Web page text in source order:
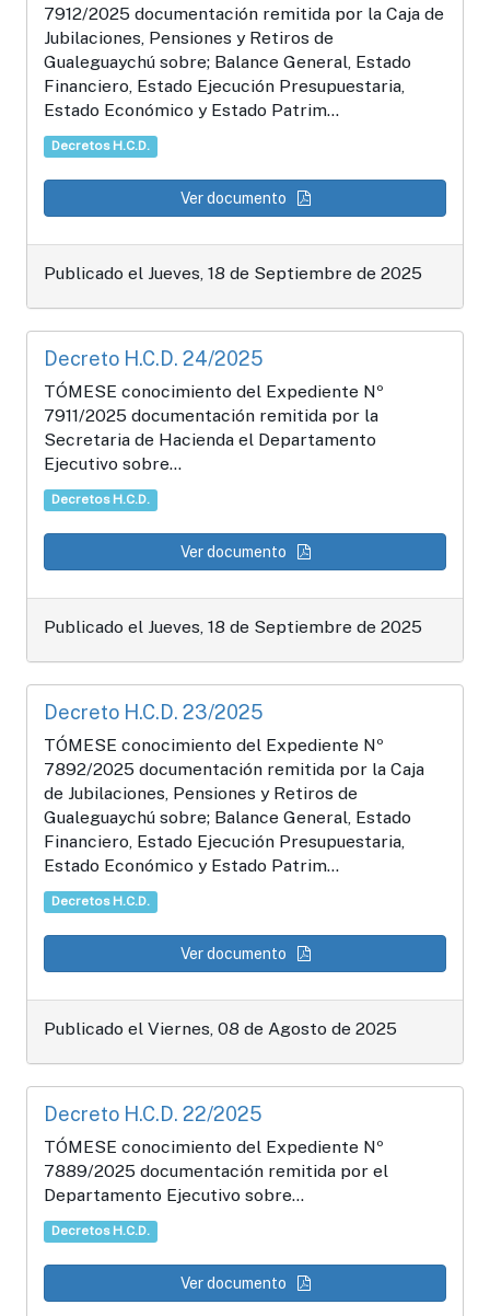
7912/2025 documentación remitida por la Caja de
Jubilaciones, Pensiones y Retiros de
Gualeguaychú sobre; Balance General, Estado
Financiero, Estado Ejecución Presupuestaria,
Estado Económico y Estado Patrim...
Decretos H.C.D.
Ver documento
Publicado el Jueves, 18 de Septiembre de 2025
Decreto H.C.D. 24/2025
TÓMESE conocimiento del Expediente Nº
7911/2025 documentación remitida por la
Secretaria de Hacienda el Departamento
Ejecutivo sobre...
Decretos H.C.D.
Ver documento
Publicado el Jueves, 18 de Septiembre de 2025
Decreto H.C.D. 23/2025
TÓMESE conocimiento del Expediente Nº
7892/2025 documentación remitida por la Caja
de Jubilaciones, Pensiones y Retiros de
Gualeguaychú sobre; Balance General, Estado
Financiero, Estado Ejecución Presupuestaria,
Estado Económico y Estado Patrim...
Decretos H.C.D.
Ver documento
Publicado el Viernes, 08 de Agosto de 2025
Decreto H.C.D. 22/2025
TÓMESE conocimiento del Expediente Nº
7889/2025 documentación remitida por el
Departamento Ejecutivo sobre...
Decretos H.C.D.
Ver documento